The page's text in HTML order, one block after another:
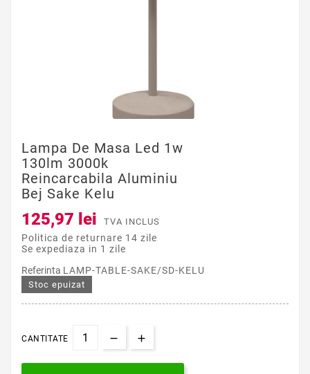
Lampa De Masa Led 1w
130lm 3000k
Reincarcabila Aluminiu
Bej Sake Kelu
125,97 lei TVA INCLUS
Politica de returnare 14 zile
Se expediaza in 1 zile
Referinta LAMP-TABLE-SAKE/SD-KELU
Stoc epuizat
CANTITATE